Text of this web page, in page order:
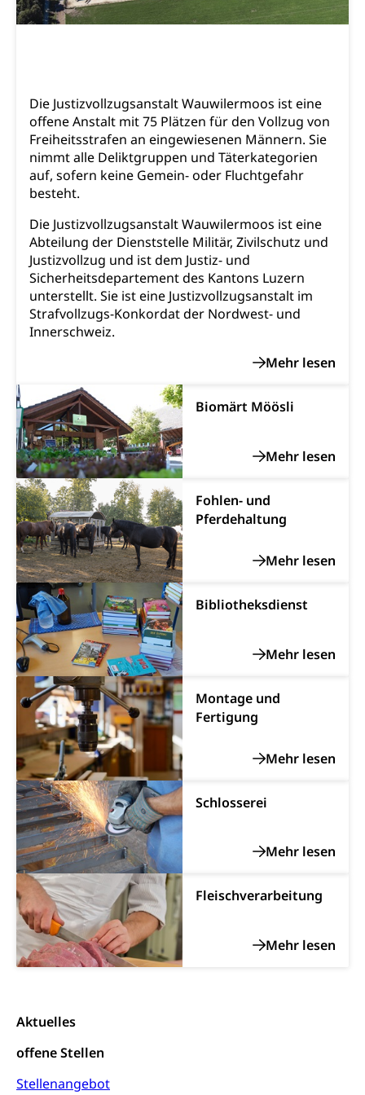
Die Justizvollzugsanstalt Wauwilermoos ist eine
offene Anstalt mit 75 Plätzen für den Vollzug von
Freiheitsstrafen an eingewiesenen Männern. Sie
nimmt alle Deliktgruppen und Täterkategorien
auf, sofern keine Gemein- oder Fluchtgefahr
besteht.
Die Justizvollzugsanstalt Wauwilermoos ist eine
Abteilung der Dienststelle Militär, Zivilschutz und
Justizvollzug und ist dem Justiz- und
Sicherheitsdepartement des Kantons Luzern
unterstellt. Sie ist eine Justizvollzugsanstalt im
Strafvollzugs-Konkordat der Nordwest- und
Innerschweiz.
Biomärt Möösli
Fohlen- und
Pferdehaltung
Bibliotheksdienst
Montage und
Fertigung
Schlosserei
Fleischverarbeitung
Aktuelles
offene Stellen
Stellenangebot
Frühe Sprachförderung
Konsumentenschutz
regionale Erschöpfung, nationale Erschöpfung,
internationale Erschöpfung, Preisabsprache, Kartell,
Cassis-deDijon-Prinzip
Lebensmittelkontrolle und
Verbraucherschutz
Krankenversicherung
Unfallversicherung, Berufsunfallversicherung,
Krankenkasse
Krankenversicherung (WAS Luzern)
Prämienverbilligung (WAS Luzern)
Obligatorische Krankenversicherung (WAS
Kranken- und Unfallversicherung
Lebensmittelsicherheit
sichere Lebensmittel, Lebensmittelkontrolle,
Lebensmittelhygiene, Produktesicherheit
Prävention
Gesundheitsvorsorge, Wellness, Unfallverhütung,
Suchtprävention, Alkoholprävention,
Tabakprävention, Primärprävention,
Sekundärprävention, Tertiärprävention
Darmkrebsvorsorge
Kantonales Tabakpräventionsprogramm
Gesundheitsförderung
Prävention (Polizei)
Suchtprävention
Gesundheitsversorgung
Soziale Sicherheit
Sozialversicherungen, Sozialpolitik,
Arbeitslosenversicherung,
Mutterschaftsversicherung, Krankenversicherung,
Unfallversicherung, Invalidenversicherung,
Sozialhilfe
Kranken- und Unfallversicherung
(gruezi.lu.ch)
Krankenversicherung (WAS Luzern)
Existenzsicherung - Sozialhilfe
Soziales und Gesellschaft (Dienststelle)
Opferhilfe
Arbeitslosenversicherung (WAS Luzern)
Invalidenversicherung (WAS Luzern)
Soziale Sicherheit
Sucht und Drogen
Drogenabhängigkeit, Drogensucht,
Medikamentenabhängigkeit,
Arzneimittelabhängigkeit, Suchtkrankheit,
Drogenabhängige, Drogensüchtige,
Betäubungsmittel, Suchtmittel, Psychopharmaka
Fachstelle Sucht Region Luzern
Drogen (Polizei)
Sucht
Gesundheitsversorgung
Gesundheitsversorgung, Spital, Pflegeinitiative,
Ambulant vor stationär, AVOS, Patientendossier
Gesundheitsversorgung
AHV / IV
Altersrente, Invalidenrente, Witwenrente,
Sozialversicherung, Vorsorgeeinrichtung,
Pensionskasse, erste Säule, zweite Säule, dritte
Säule, Hilflosenentschädigung,
Ergänzungsleistungen, Altersvorsorge,
Todesfallversicherung
Hilfslosenentschädigung (WAS Luzern)
AHV-Hinterlassenenrente (WAS Luzern)
AHV-Beiträge (WAS Luzern)
Ergänzungsleistungen (EL) (WAS Luzern)
AHV-Altersrente (WAS Luzern)
IV-Leistungen (WAS Luzern)
Behinderung
Körperbehinderung, körperliche Behinderung,
geistige Behinderung, psychische Behinderung,
Kultur und Medien
Archive und Bibliotheken